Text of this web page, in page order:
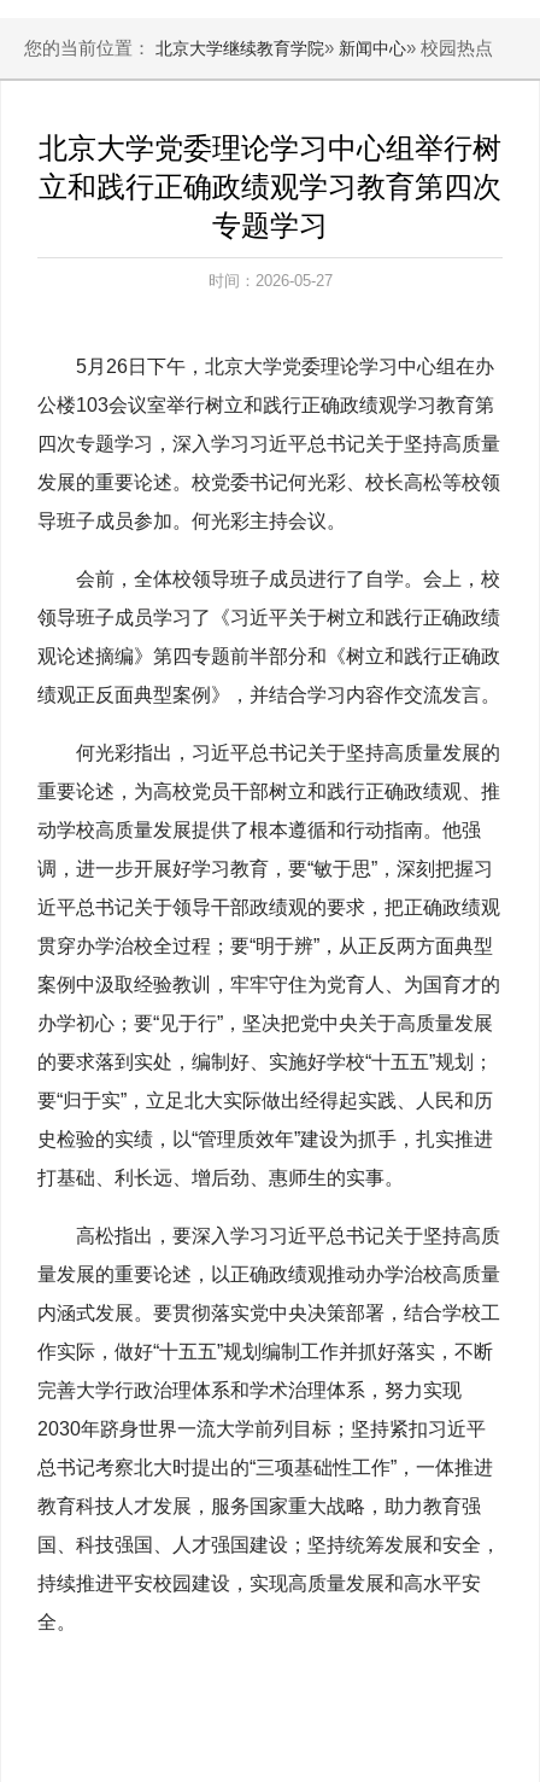
您的当前位置： 北京大学继续教育学院» 新闻中心» 校园热点
北京大学党委理论学习中心组举行树
立和践行正确政绩观学习教育第四次
专题学习
时间：2026-05-27
5月26日下午，北京大学党委理论学习中心组在办
公楼103会议室举行树立和践行正确政绩观学习教育第
四次专题学习，深入学习习近平总书记关于坚持高质量
发展的重要论述。校党委书记何光彩、校长高松等校领
导班子成员参加。何光彩主持会议。
会前，全体校领导班子成员进行了自学。会上，校
领导班子成员学习了《习近平关于树立和践行正确政绩
观论述摘编》第四专题前半部分和《树立和践行正确政
绩观正反面典型案例》，并结合学习内容作交流发言。
何光彩指出，习近平总书记关于坚持高质量发展的
重要论述，为高校党员干部树立和践行正确政绩观、推
动学校高质量发展提供了根本遵循和行动指南。他强
调，进一步开展好学习教育，要“敏于思”，深刻把握习
近平总书记关于领导干部政绩观的要求，把正确政绩观
贯穿办学治校全过程；要“明于辨”，从正反两方面典型
案例中汲取经验教训，牢牢守住为党育人、为国育才的
办学初心；要“见于行”，坚决把党中央关于高质量发展
的要求落到实处，编制好、实施好学校“十五五”规划；
要“归于实”，立足北大实际做出经得起实践、人民和历
史检验的实绩，以“管理质效年”建设为抓手，扎实推进
打基础、利长远、增后劲、惠师生的实事。
高松指出，要深入学习习近平总书记关于坚持高质
量发展的重要论述，以正确政绩观推动办学治校高质量
内涵式发展。要贯彻落实党中央决策部署，结合学校工
作实际，做好“十五五”规划编制工作并抓好落实，不断
完善大学行政治理体系和学术治理体系，努力实现
2030年跻身世界一流大学前列目标；坚持紧扣习近平
总书记考察北大时提出的“三项基础性工作”，一体推进
教育科技人才发展，服务国家重大战略，助力教育强
国、科技强国、人才强国建设；坚持统筹发展和安全，
持续推进平安校园建设，实现高质量发展和高水平安
全。